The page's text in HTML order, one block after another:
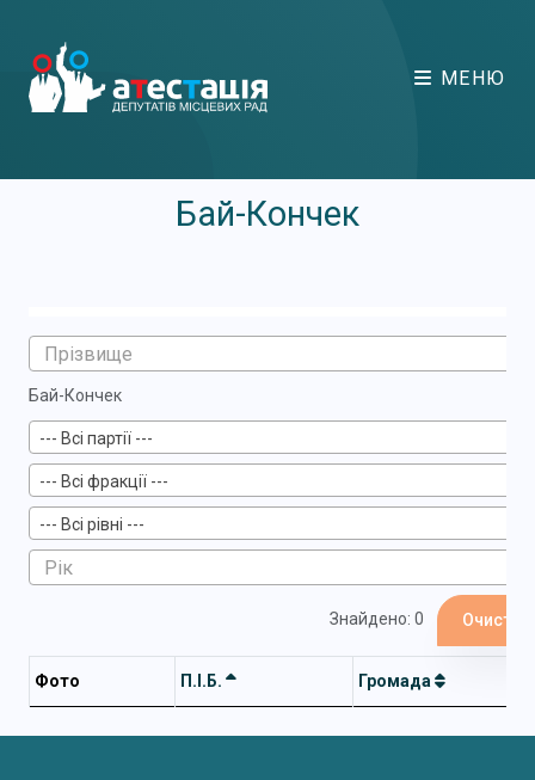
МЕНЮ
Бай-Кончек
Бай-Кончек
--- Всі партії ---
--- Всі фракції ---
--- Всі рівні ---
Знайдено: 0
Фото П.І.Б. Громада